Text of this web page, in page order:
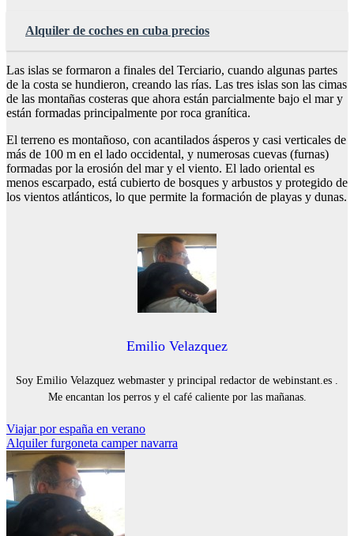
Alquiler de coches en cuba precios
Las islas se formaron a finales del Terciario, cuando algunas partes
de la costa se hundieron, creando las rías. Las tres islas son las cimas
de las montañas costeras que ahora están parcialmente bajo el mar y
están formadas principalmente por roca granítica.
El terreno es montañoso, con acantilados ásperos y casi verticales de
más de 100 m en el lado occidental, y numerosas cuevas (furnas)
formadas por la erosión del mar y el viento. El lado oriental es
menos escarpado, está cubierto de bosques y arbustos y protegido de
los vientos atlánticos, lo que permite la formación de playas y dunas.
Emilio Velazquez
Soy Emilio Velazquez webmaster y principal redactor de webinstant.es .
Me encantan los perros y el café caliente por las mañanas.
Navegación
de
entradas
Viajar por españa en verano
Alquiler furgoneta camper navarra